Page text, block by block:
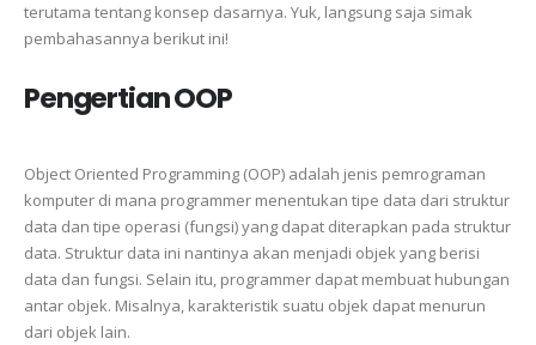
terutama tentang konsep dasarnya. Yuk, langsung saja simak
pembahasannya berikut ini!
Pengertian OOP
Object Oriented Programming (OOP) adalah jenis pemrograman
komputer di mana programmer menentukan tipe data dari struktur
data dan tipe operasi (fungsi) yang dapat diterapkan pada struktur
data. Struktur data ini nantinya akan menjadi objek yang berisi
data dan fungsi. Selain itu, programmer dapat membuat hubungan
antar objek. Misalnya, karakteristik suatu objek dapat menurun
dari objek lain.